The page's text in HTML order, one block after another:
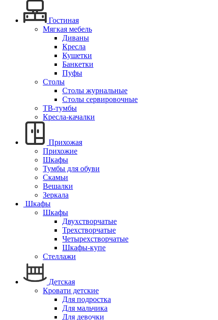
Гостиная
Мягкая мебель
Диваны
Кресла
Кушетки
Банкетки
Пуфы
Столы
Столы журнальные
Столы сервировочные
ТВ-тумбы
Кресла-качалки
Прихожая
Прихожие
Шкафы
Тумбы для обуви
Скамьи
Вешалки
Зеркала
Шкафы
Шкафы
Двухстворчатые
Трехстворчатые
Четырехстворчатые
Шкафы-купе
Стеллажи
Детская
Кровати детские
Для подростка
Для мальчика
Для девочки